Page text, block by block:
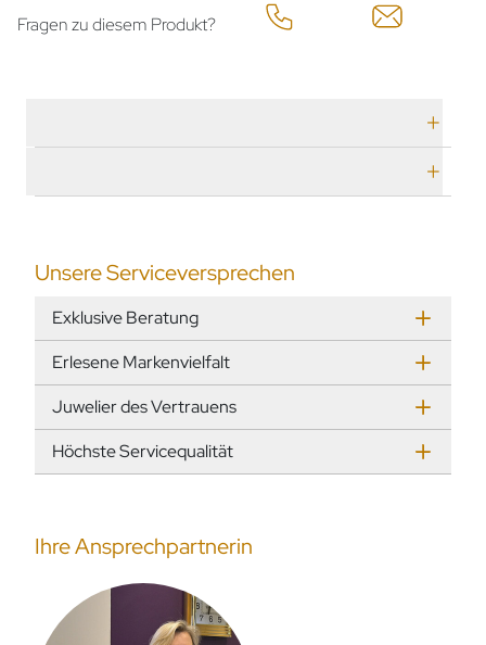
Fragen zu diesem Produkt?
Ihre Ansprechpartnerin
Unsere Serviceversprechen
Exklusive Beratung
Erlesene Markenvielfalt
Juwelier des Vertrauens
Höchste Servicequalität